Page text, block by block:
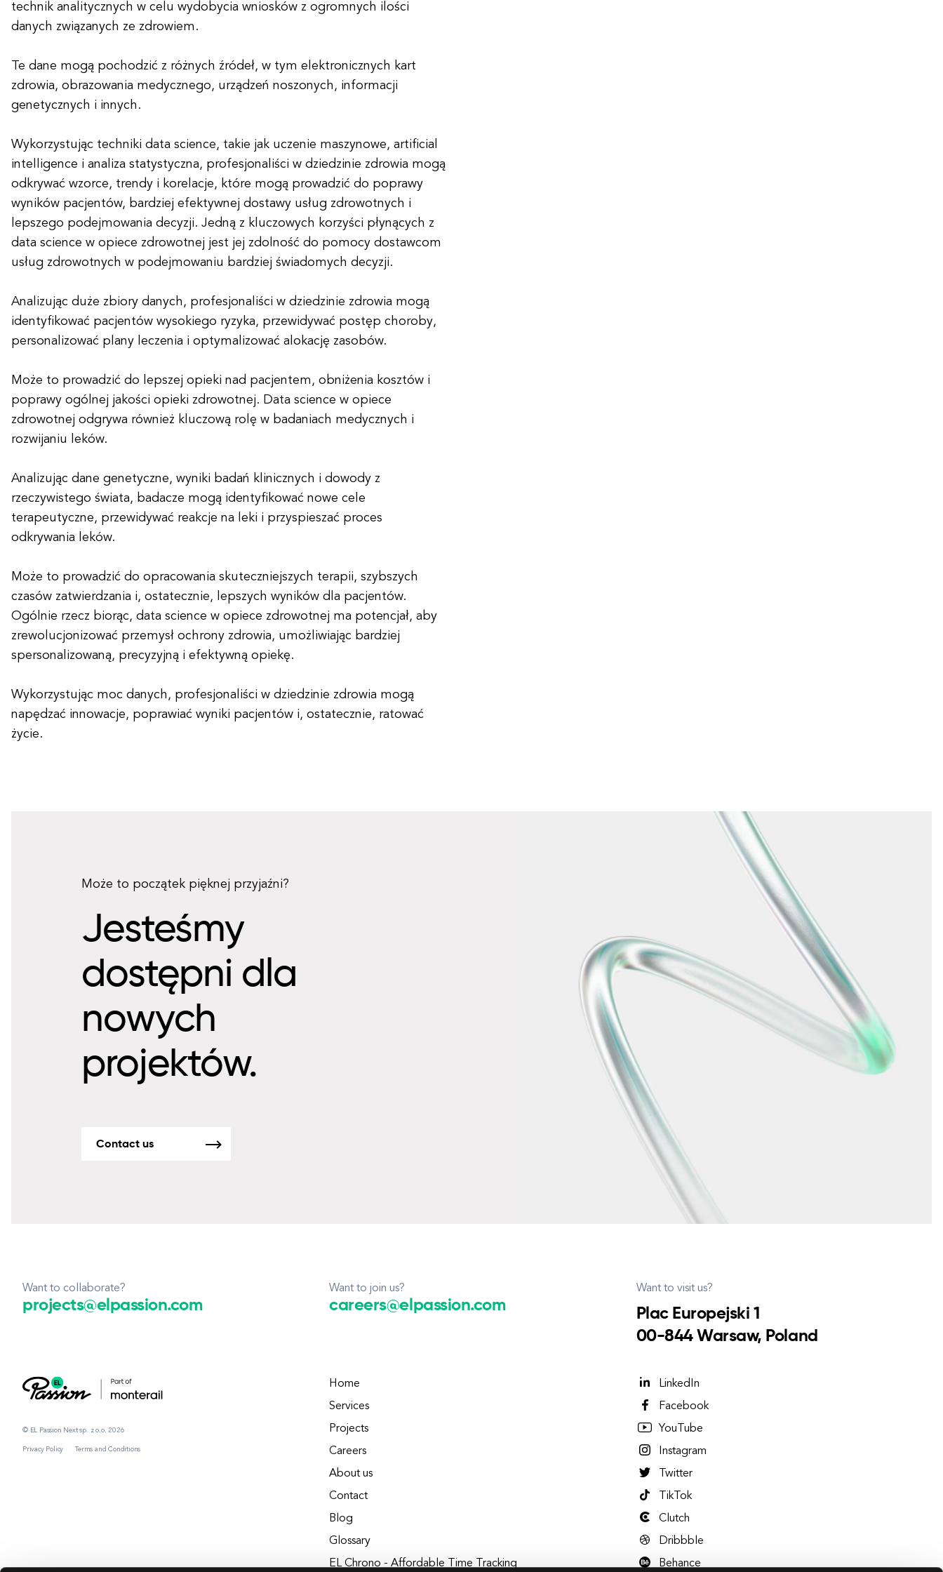
technik analitycznych w celu wydobycia wniosków z ogromnych ilości
danych związanych ze zdrowiem.
Te dane mogą pochodzić z różnych źródeł, w tym elektronicznych kart
zdrowia, obrazowania medycznego, urządzeń noszonych, informacji
genetycznych i innych.
Wykorzystując techniki data science, takie jak uczenie maszynowe, artificial
intelligence i analiza statystyczna, profesjonaliści w dziedzinie zdrowia mogą
odkrywać wzorce, trendy i korelacje, które mogą prowadzić do poprawy
wyników pacjentów, bardziej efektywnej dostawy usług zdrowotnych i
lepszego podejmowania decyzji. Jedną z kluczowych korzyści płynących z
data science w opiece zdrowotnej jest jej zdolność do pomocy dostawcom
usług zdrowotnych w podejmowaniu bardziej świadomych decyzji.
Analizując duże zbiory danych, profesjonaliści w dziedzinie zdrowia mogą
identyfikować pacjentów wysokiego ryzyka, przewidywać postęp choroby,
personalizować plany leczenia i optymalizować alokację zasobów.
Może to prowadzić do lepszej opieki nad pacjentem, obniżenia kosztów i
poprawy ogólnej jakości opieki zdrowotnej. Data science w opiece
zdrowotnej odgrywa również kluczową rolę w badaniach medycznych i
rozwijaniu leków.
Analizując dane genetyczne, wyniki badań klinicznych i dowody z
rzeczywistego świata, badacze mogą identyfikować nowe cele
terapeutyczne, przewidywać reakcje na leki i przyspieszać proces
odkrywania leków.
Może to prowadzić do opracowania skuteczniejszych terapii, szybszych
czasów zatwierdzania i, ostatecznie, lepszych wyników dla pacjentów.
Ogólnie rzecz biorąc, data science w opiece zdrowotnej ma potencjał, aby
zrewolucjonizować przemysł ochrony zdrowia, umożliwiając bardziej
spersonalizowaną, precyzyjną i efektywną opiekę.
Wykorzystując moc danych, profesjonaliści w dziedzinie zdrowia mogą
napędzać innowacje, poprawiać wyniki pacjentów i, ostatecznie, ratować
życie.
Może to początek pięknej przyjaźni?
Jesteśmy
dostępni dla
nowych
projektów.
Contact us
Want to collaborate?
projects@elpassion.com
Want to join us?
careers@elpassion.com
Want to visit us?
Plac Europejski 1
00-844 Warsaw, Poland
© EL Passion Next sp. z o.o. 2026
Privacy Policy Terms and Conditions
Home
Services
Projects
Careers
About us
Contact
Blog
Glossary
EL Chrono - Affordable Time Tracking
LinkedIn
Facebook
YouTube
Instagram
Twitter
TikTok
Clutch
Dribbble
Behance